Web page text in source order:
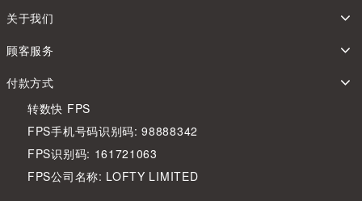
关于我们
顾客服务
付款方式
转数快 FPS
FPS手机号码识别码: 98888342
FPS识别码: 161721063
FPS公司名称: LOFTY LIMITED